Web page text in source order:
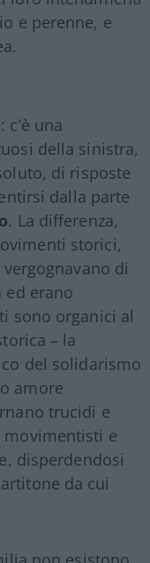
e perenne, e
c’è una
della sinistra,
di risposte
dalla parte
. La differenza,
storici,
vergognavano di
ed erano
sono organici al
– la
del solidarismo
amore
trucidi e
e
disperdendosi
da cui